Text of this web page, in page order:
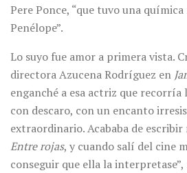
Pere Ponce, “que tuvo una
Penélope”.
Lo suyo fue amor a primera vista.
directora Azucena Rodríguez en
enganché a esa actriz que recorría
con descaro, con un encanto
extraordinario. Acababa de
Entre rojas, y cuando salí del cine
conseguir que ella la